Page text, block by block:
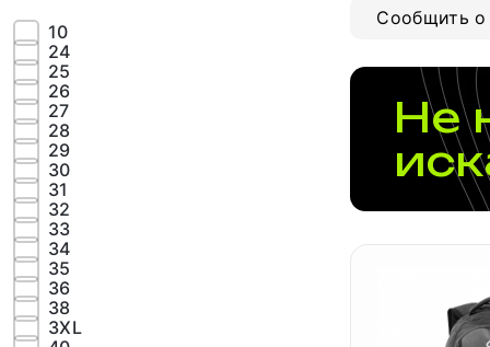
10
24
25
26
27
28
29
30
31
32
33
34
35
36
38
3XL
Сообщить о
Не